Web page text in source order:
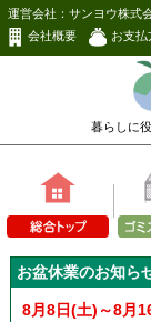
運営会社：サンヨウ株式
会社概要
お支払
暮らしに
お盆休業のお知ら
8月8日(土)～8月